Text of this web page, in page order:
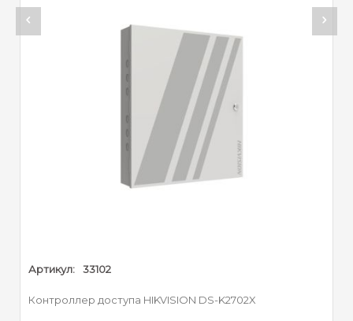
Интерфейс связи
нисходящей линии связи
Зарегистрированные
карты/запись события :
100000
зарегистрированных
карт и 300000 карт
считывания записей, с
возможностью
расширения до 200 000
зарегистрированных
ненормальном
Артикул: 33102
Контроллер доступа HIKVISION DS-K2702X